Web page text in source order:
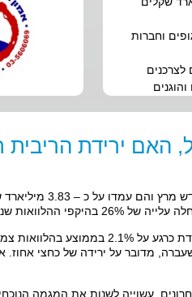
באמצעות גופים וחברות
לצרכנים
האם ירידת
לעומת חודש מרץ והם
שנלקחו.
עוד צויין בכתבה כי הריבית נמצאת במגמת ירידה והיא עומדת
שעברה, מדובר על ירידה של כחצי אחוז.
עשוייה לשנות את המגמה